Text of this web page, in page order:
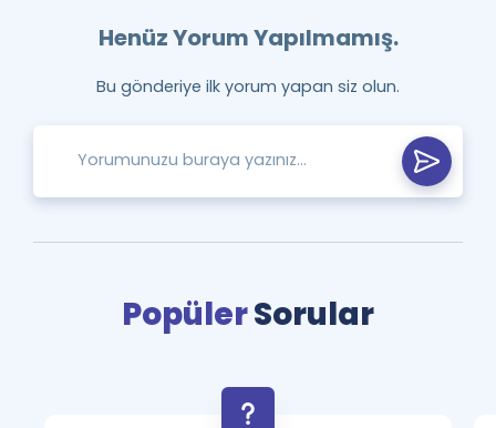
Henüz Yorum Yapılmamış.
Bu gönderiye ilk yorum yapan siz olun.
PopülerSorular